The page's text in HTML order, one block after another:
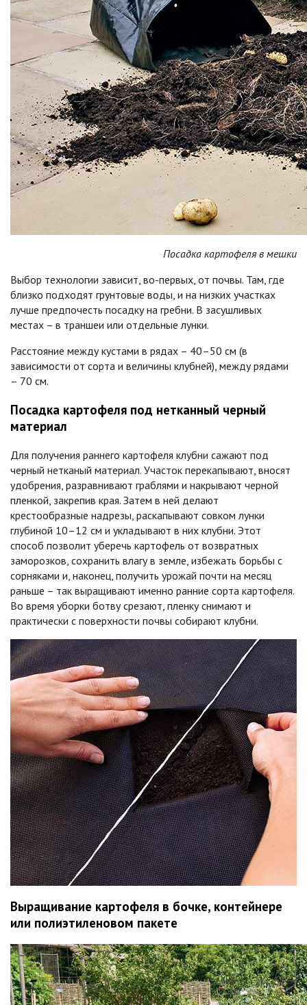
Посадка картофеля в мешки
Выбор технологии зависит, во-первых, от почвы. Там, где
близко подходят грунтовые воды, и на низких участках
лучше предпочесть посадку на гребни. В засушливых
местах – в траншеи или отдельные лунки.
Расстояние между кустами в рядах – 40–50 см (в
зависимости от сорта и величины клубней), между рядами
– 70 см.
Посадка картофеля под нетканный черный
материал
Для получения раннего картофеля клубни сажают под
черный нетканый материал. Участок перекапывают, вносят
удобрения, разравнивают граблями и накрывают черной
пленкой, закрепив края. Затем в ней делают
крестообразные надрезы, раскапывают совком лунки
глубиной 10–12 см и укладывают в них клубни. Этот
способ позволит уберечь картофель от возвратных
заморозков, сохранить влагу в земле, избежать борьбы с
сорняками и, наконец, получить урожай почти на месяц
раньше – так выращивают именно ранние сорта картофеля.
Во время уборки ботву срезают, пленку снимают и
практически с поверхности почвы собирают клубни.
Выращивание картофеля в бочке, контейнере
или полиэтиленовом пакете